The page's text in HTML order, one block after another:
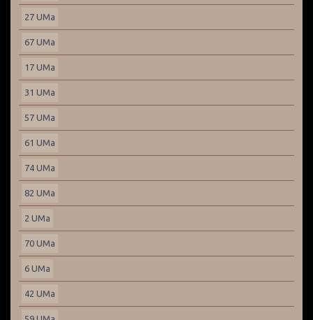
27 UMa
67 UMa
17 UMa
31 UMa
57 UMa
61 UMa
74 UMa
82 UMa
2 UMa
70 UMa
6 UMa
42 UMa